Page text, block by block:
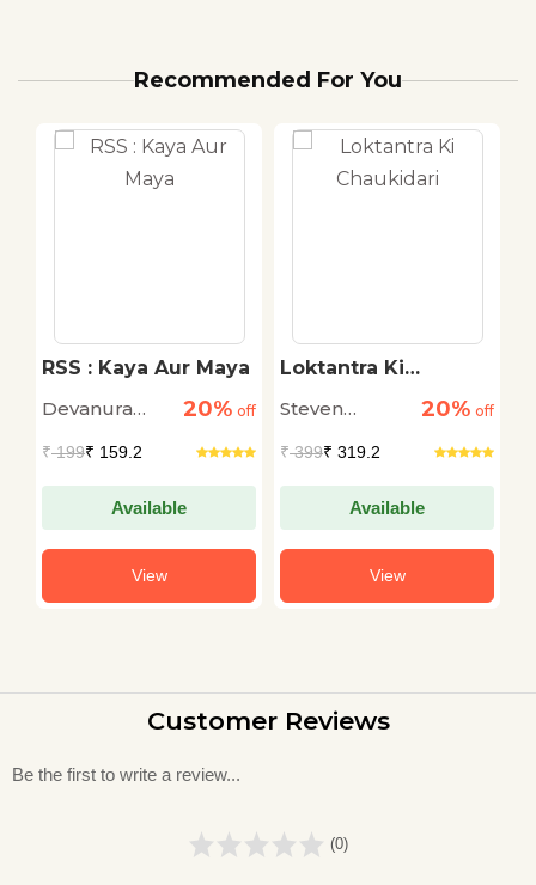
Recommended For You
RSS : Kaya Aur Maya
Devanura
20% off
₹199₹ 159.2
Available
View
Loktantra Ki
Steven
20% off
₹399₹ 319.2
Available
View
Customer Reviews
Be the first to write a review...
(0)